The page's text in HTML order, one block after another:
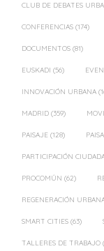
CLUB DE DEBATES
CONFERENCIAS (174)
DOCUMENTOS (81)
EUSKADI (56)
INNOVACIÓN URBANA
MADRID (359)
PAISAJE (128)
PARTICIPACIÓN
PROCOMÚN (62)
REGENERACIÓN
SMART CITIES (63)
TALLERES DE TRABAJO